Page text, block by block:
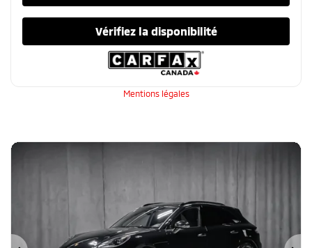
Vérifiez la disponibilité
Mentions légales